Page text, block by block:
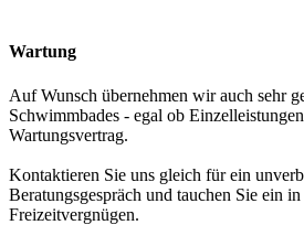
Wartung
Auf Wunsch übernehmen wir auch sehr
Schwimmbades - egal ob
Wartungsvertrag.
Kontaktieren Sie uns gleich für ein
Beratungsgespräch und tauchen Sie ein
Freizeitvergnügen.